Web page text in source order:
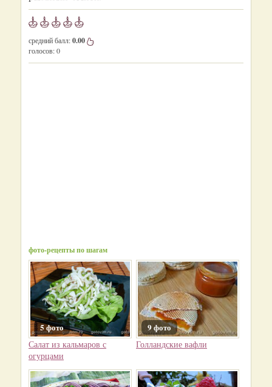
средний балл:0.00
голосов:0
фото-рецепты по шагам
5 фото
Салат из кальмаров с
огурцами
9 фото
Голландские вафли